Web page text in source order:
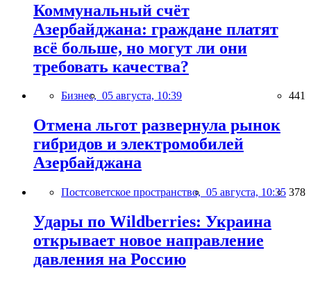
Коммунальный счёт
Азербайджана: граждане платят
всё больше, но могут ли они
требовать качества?
Бизнес, 05 августа, 10:39 441
Отмена льгот развернула рынок
гибридов и электромобилей
Азербайджана
Постсоветское пространство, 05 августа, 10:35 378
Удары по Wildberries: Украина
открывает новое направление
давления на Россию